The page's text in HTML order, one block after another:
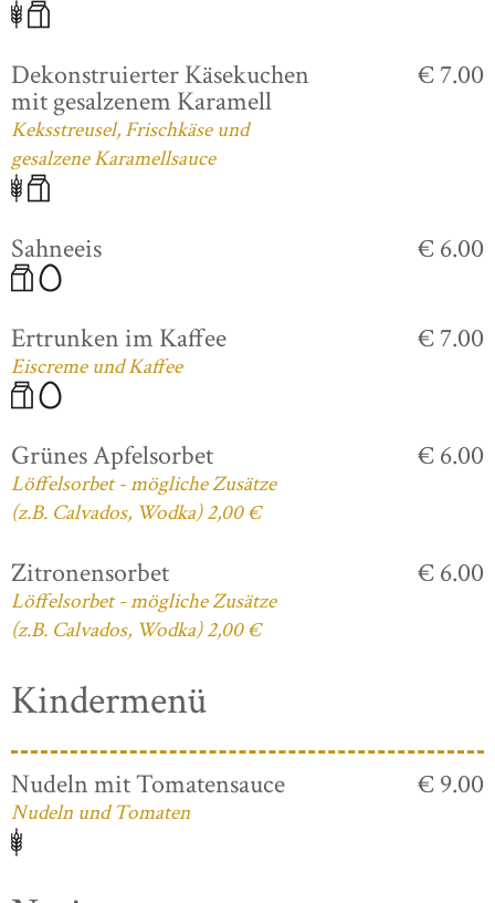
Dekonstruierter Käsekuchen
mit gesalzenem Karamell
Keksstreusel, Frischkäse und
gesalzene Karamellsauce
€ 7.00
Sahneeis € 6.00
Ertrunken im Kaffee
Eiscreme und Kaffee
€ 7.00
Grünes Apfelsorbet
Löffelsorbet - mögliche Zusätze
(z.B. Calvados, Wodka) 2,00 €
€ 6.00
Zitronensorbet
Löffelsorbet - mögliche Zusätze
(z.B. Calvados, Wodka) 2,00 €
€ 6.00
Kindermenü
Nudeln mit Tomatensauce
Nudeln und Tomaten
€ 9.00